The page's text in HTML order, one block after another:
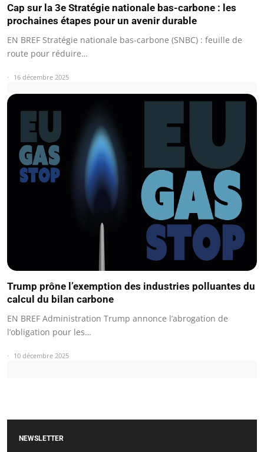
Cap sur la 3e Stratégie nationale bas-carbone : les
prochaines étapes pour un avenir durable
EN BREF Stratégie nationale bas-carbone (SNBC) : feuille de
route pour réduire…
16 décembre 2025
Trump prône l’exemption des industries polluantes du
calcul du bilan carbone
EN BREF Administration Trump annonce l’abrogation de
l’obligation pour les…
10 décembre 2025
NEWSLETTER